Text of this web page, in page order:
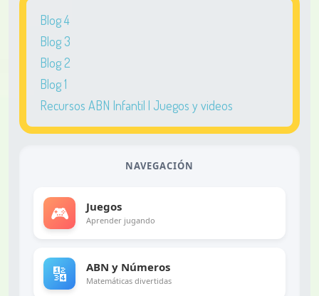
Blog 4
Blog 3
Blog 2
Blog 1
Recursos ABN Infantil | Juegos y videos
NAVEGACIÓN
🎮 Juegos
Aprender jugando
🔢 ABN y Números
Matemáticas divertidas